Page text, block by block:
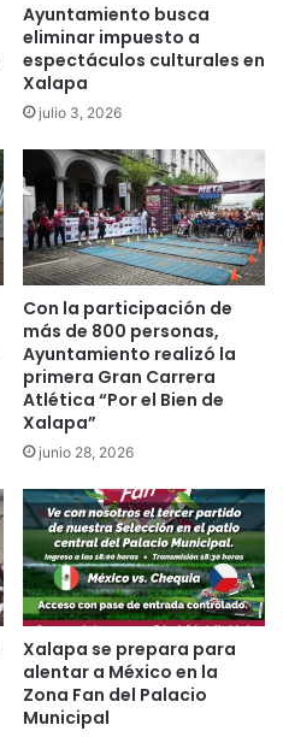
Ayuntamiento busca
eliminar impuesto a
espectáculos culturales en
Xalapa
julio 3, 2026
Con la participación de
más de 800 personas,
Ayuntamiento realizó la
primera Gran Carrera
Atlética “Por el Bien de
Xalapa”
junio 28, 2026
Xalapa se prepara para
alentar a México en la
Zona Fan del Palacio
Municipal